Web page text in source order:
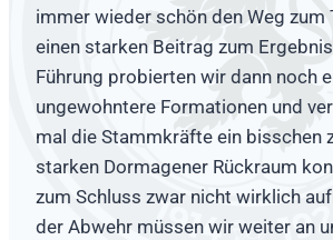
immer wieder schön den Weg zum
einen starken Beitrag zum
Führung probierten wir dann noch
ungewohntere Formationen und
mal die Stammkräfte ein bisschen
starken Dormagener Rückraum
zum Schluss zwar nicht wirklich
der Abwehr müssen wir weiter an